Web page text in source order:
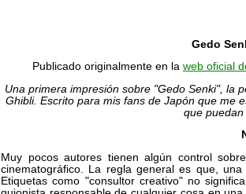
Gedo
Publicado originalmente en la web oficial
Una primera impresión sobre "Gedo Senki", la
Ghibli. Escrito para mis fans de Japón que me
que puedan
Muy pocos autores tienen algún control
cinematográfico. La regla general es que,
Etiquetas como "consultor creativo" no